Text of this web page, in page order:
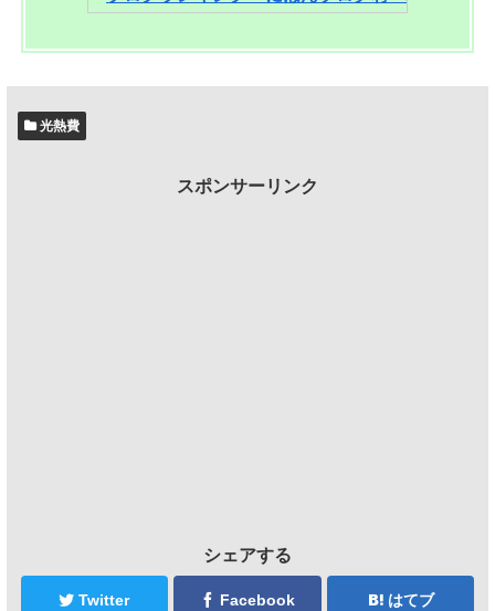
光熱費
スポンサーリンク
シェアする
Twitter Facebook はてブ